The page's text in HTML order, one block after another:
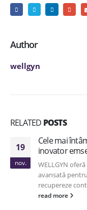
Author
wellgyn
RELATED POSTS
19
nov.
Cele mai
inovator
WELLGYN
avansată
recupereze
read more